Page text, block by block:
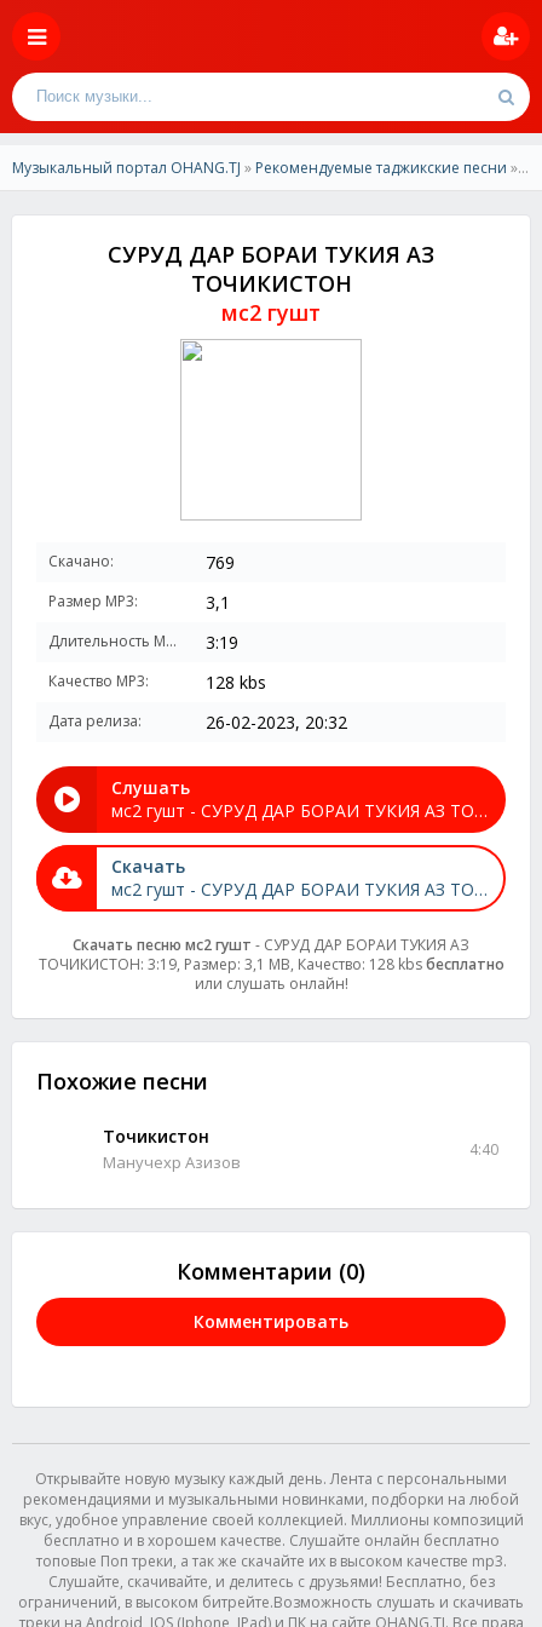
Музыкальный портал OHANG.TJ » Рекомендуемые таджикские песни » мс2 гушт - СУРУД ДАР БОРАИ ТУКИЯ АЗ ТОЧИКИСТОН
СУРУД ДАР БОРАИ ТУКИЯ АЗ
ТОЧИКИСТОН
мс2 гушт
Скачано: 769
Размер MP3: 3,1
Длительность MP3: 3:19
Качество MP3: 128 kbs
Дата релиза: 26-02-2023, 20:32
Слушать
мс2 гушт - СУРУД ДАР БОРАИ ТУКИЯ АЗ ТОЧИКИСТОН
Скачать
мс2 гушт - СУРУД ДАР БОРАИ ТУКИЯ АЗ ТОЧИКИСТОН
Скачать песню мс2 гушт - СУРУД ДАР БОРАИ ТУКИЯ АЗ
ТОЧИКИСТОН: 3:19, Размер: 3,1 MB, Качество: 128 kbsбесплатно
или слушать онлайн!
Похожие песни
Точикистон
Манучехр Азизов
4:40
Комментарии (0)
Комментировать
Открывайте новую музыку каждый день. Лента с персональными
рекомендациями и музыкальными новинками, подборки на любой
вкус, удобное управление своей коллекцией. Миллионы композиций
бесплатно и в хорошем качестве. Слушайте онлайн бесплатно
топовые Поп треки, а так же скачайте их в высоком качестве mp3.
Слушайте, скачивайте, и делитесь с друзьями! Бесплатно, без
ограничений, в высоком битрейте.Возможность слушать и скачивать
треки на Android, IOS (Iphone, IPad) и ПК на сайте OHANG.TJ. Все права